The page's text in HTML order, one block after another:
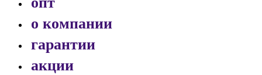
о компании
гарантии
акции